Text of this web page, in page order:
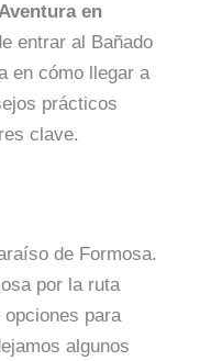
en
entrar al Bañado
en cómo llegar a
prácticos
clave.
de Formosa.
por la ruta
para
algunos